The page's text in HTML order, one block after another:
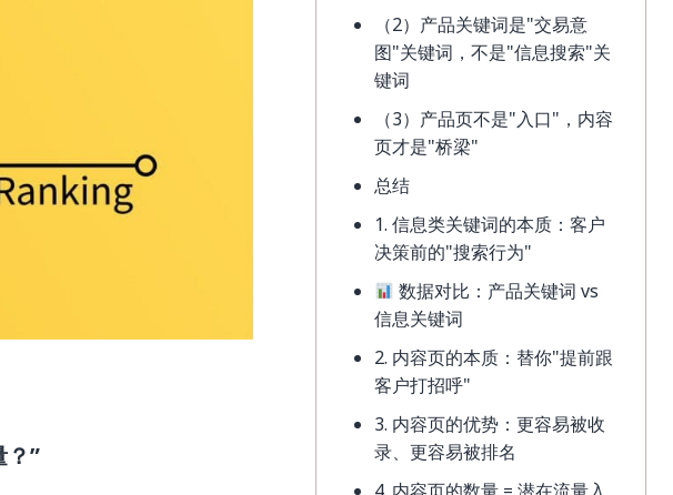
”
（2）产品关键词是"交易意
图"关键词，不是"信息搜索"关
键词
（3）产品页不是"入口"，内容
页才是"桥梁"
总结
1. 信息类关键词的本质：客户
决策前的"搜索行为"
数据对比：产品关键词 vs
信息关键词
2. 内容页的本质：替你"提前跟
客户打招呼"
3. 内容页的优势：更容易被收
录、更容易被排名